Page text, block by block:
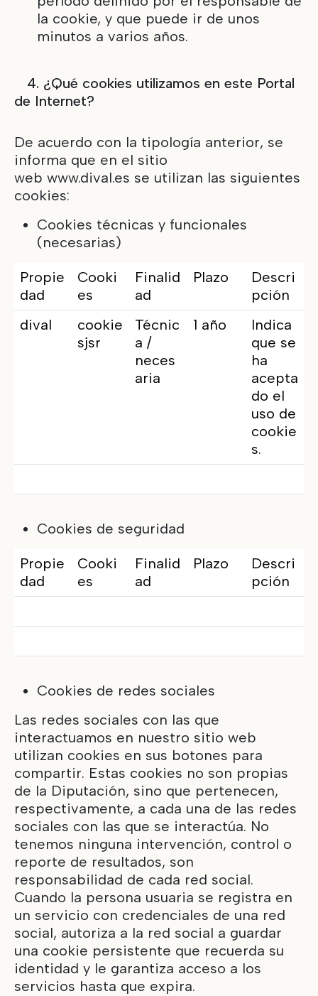
la cookie, y que puede ir de unos
minutos a varios años.
4. ¿Qué cookies utilizamos en este Portal
de Internet?
De acuerdo con la tipología anterior, se
informa que en el sitio
web www.dival.es se utilizan las siguientes
cookies:
Cookies técnicas y funcionales
(necesarias)
Propie
dad
Cooki
es
Finalid
ad
Plazo
Descri
pción
dival
cookie
sjsr
Técnic
a /
neces
aria
1 año
Indica
que se
ha
acepta
do el
uso de
cookie
s.
Cookies de seguridad
Propie
dad
Cooki
es
Finalid
ad
Plazo
Descri
pción
Cookies de redes sociales
Las redes sociales con las que
interactuamos en nuestro sitio web
utilizan cookies en sus botones para
compartir. Estas cookies no son propias
de la Diputación, sino que pertenecen,
respectivamente, a cada una de las redes
sociales con las que se interactúa. No
tenemos ninguna intervención, control o
reporte de resultados, son
responsabilidad de cada red social.
Cuando la persona usuaria se registra en
un servicio con credenciales de una red
social, autoriza a la red social a guardar
una cookie persistente que recuerda su
identidad y le garantiza acceso a los
servicios hasta que expira.